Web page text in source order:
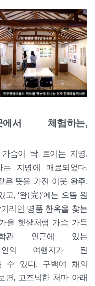
서 체험하는,
슴이 탁 트이는 지명.
지명에 매료되었다.
은 뜻을 가진 이웃 완주.
고, ‘완(完)’에는 으뜸 원
리인 명품 한옥을 찾는
을 햇살처럼 가슴 가득
학관 인근에 있는
계인의 여행지가 된
수 있다. 구백여 채의
면, 고즈넉한 처마 아래